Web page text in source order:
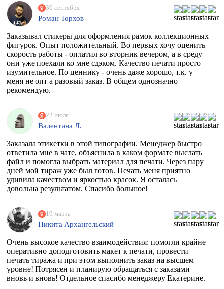
30 сентября
Роман Торхов
Заказывал стикеры для оформления рамок коллекционных
фигурок. Опыт положительный. Во первых хочу оценить
скорость работы - оплатил во вторник вечером, а в среду
они уже поехали ко мне сдэком. Качество печати просто
изумительное. По ценнику - очень даже хорошо, т.к. у
меня не опт а разовый заказ. В общем однозначно
рекомендую.
22 июля
Валентина Л.
Заказала этикетки в этой типографии. Менеджер быстро
ответила мне в чате, объяснила в каком формате выслать
файл и помогла выбрать материал для печати. Через пару
дней мой тираж уже был готов. Печать меня приятно
удивила качеством и яркостью красок. Я осталась
довольна результатом. Спасибо большое!
19 марта
Никита Архангельский
Очень высокое качество взаимодействия: помогли крайне
оперативно доподготовить макет к печати, провести
печать тиража и при этом выполнить заказ на высшем
уровне! Потрясен и планирую обращаться с заказами
вновь и вновь! Отдельное спасибо менеджеру Екатерине.